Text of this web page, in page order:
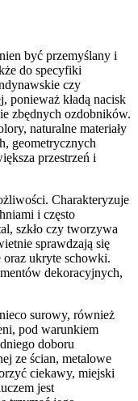
być przemyślany i
do specyfiki
czy
ponieważ kładą nacisk
zbędnych ozdobników.
naturalne materiały
geometrycznych
przestrzeń i
Charakteryzuje
i często
szkło czy tworzywa
sprawdzają się
oraz ukryte schowki.
dekoracyjnych,
surowy, również
pod warunkiem
doboru
ze ścian, metalowe
ciekawy, miejski
jest